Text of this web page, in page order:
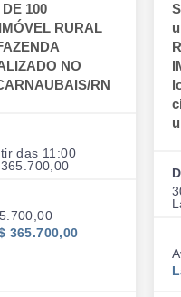
100
RURAL
NO
RN
das 11:00
365.700,00